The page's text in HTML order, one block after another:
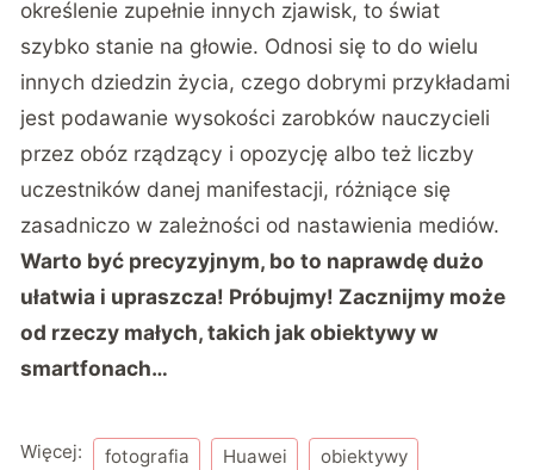
określenie zupełnie innych zjawisk, to świat
szybko stanie na głowie. Odnosi się to do wielu
innych dziedzin życia, czego dobrymi przykładami
jest podawanie wysokości zarobków nauczycieli
przez obóz rządzący i opozycję albo też liczby
uczestników danej manifestacji, różniące się
zasadniczo w zależności od nastawienia mediów.
Warto być precyzyjnym, bo to naprawdę dużo
ułatwia i upraszcza! Próbujmy! Zacznijmy może
od rzeczy małych, takich jak obiektywy w
smartfonach…
Więcej: fotografia Huawei obiektywy